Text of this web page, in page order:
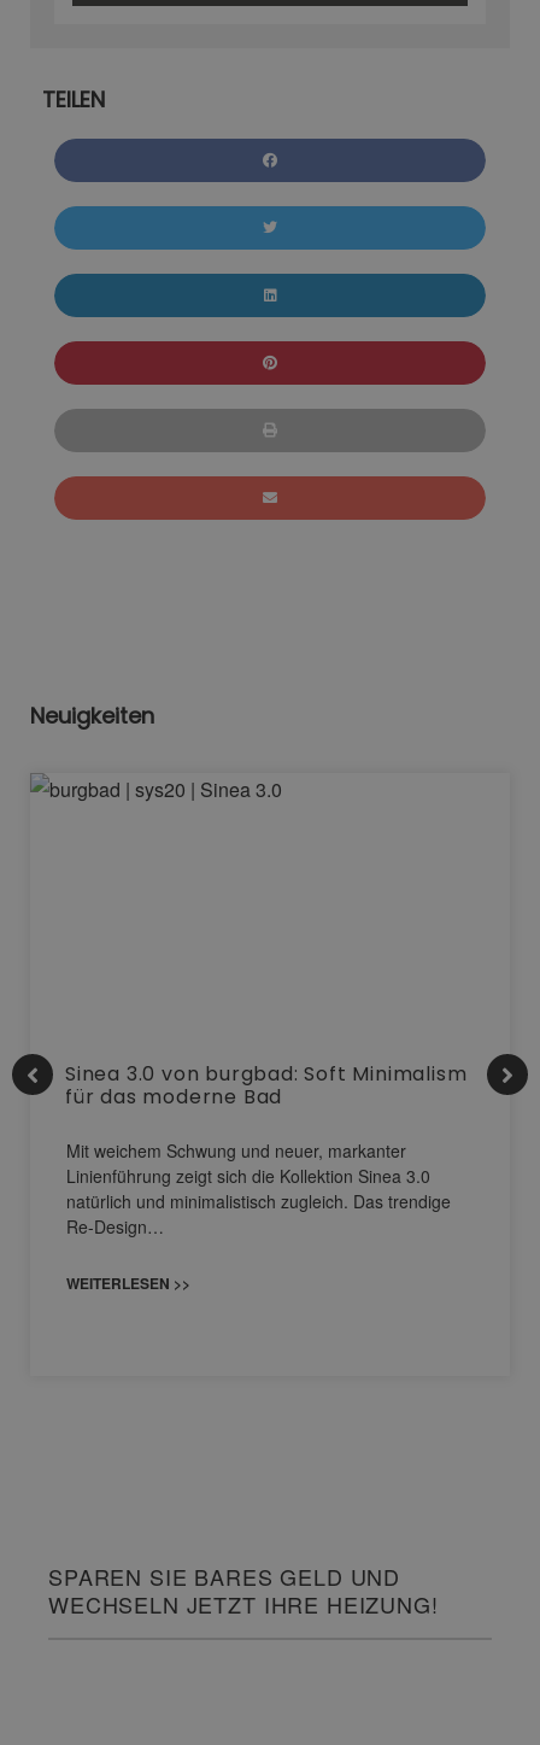
TEILEN
Neuigkeiten
Sinea 3.0 von burgbad: Soft Minimalism
für das moderne Bad
Mit weichem Schwung und neuer, markanter
Linienführung zeigt sich die Kollektion Sinea 3.0
natürlich und minimalistisch zugleich. Das trendige
Re-Design…
WEITERLESEN >>
SPAREN SIE BARES GELD UND
WECHSELN JETZT IHRE HEIZUNG!